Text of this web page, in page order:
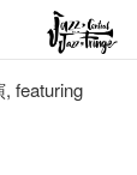
featuring